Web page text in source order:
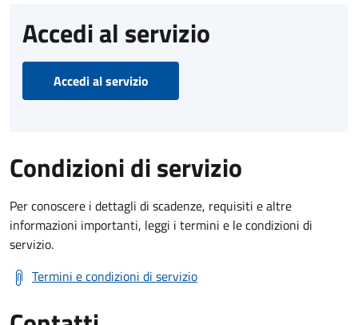
Accedi al servizio
Accedi al servizio
Condizioni di servizio
Per conoscere i dettagli di scadenze, requisiti e altre
informazioni importanti, leggi i termini e le condizioni di
servizio.
Termini e condizioni di servizio